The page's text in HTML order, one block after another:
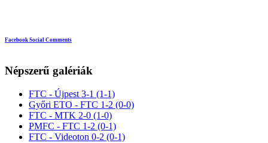
Facebook Social Comments
Népszerű galériák
FTC - Újpest 3-1 (1-1)
Győri ETO - FTC 1-2 (0-0)
FTC - MTK 2-0 (1-0)
PMFC - FTC 1-2 (0-1)
FTC - Videoton 0-2 (0-1)